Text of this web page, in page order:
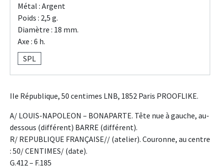
Métal : Argent
Poids : 2,5 g.
Diamètre : 18 mm.
Axe : 6 h.
SPL
IIe République, 50 centimes LNB, 1852 Paris PROOFLIKE.
A/ LOUIS-NAPOLEON – BONAPARTE. Tête nue à gauche, au-
dessous (différent) BARRE (différent).
R/ REPUBLIQUE FRANÇAISE// (atelier). Couronne, au centre
: 50/ CENTIMES/ (date).
G.412 – F.185